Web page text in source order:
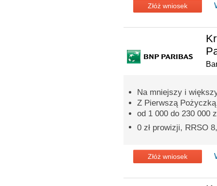
Złóż wniosek
Na mniejszy i
Z Pierwszą
od 1 000 do 230 000
0 zł prowizji, RRSO
Złóż wniosek